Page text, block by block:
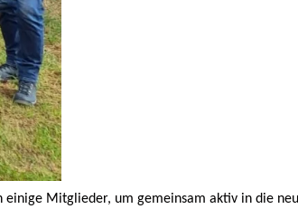
Mitglieder, um gemeinsam aktiv in die